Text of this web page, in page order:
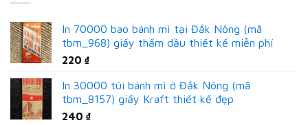
In 70000 bao bánh mì tại Đắk Nông (mã
tbm_968) giấy thấm dầu thiết kế miễn phí
220 ₫
In 30000 túi bánh mì ở Đắk Nông (mã
tbm_8157) giấy Kraft thiết kế đẹp
240 ₫